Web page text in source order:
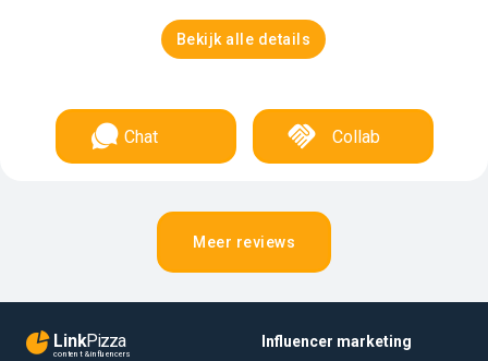
Bekijk alle details
Chat Collab
Meer reviews
LinkPizza
content & influencers
Influencer marketing